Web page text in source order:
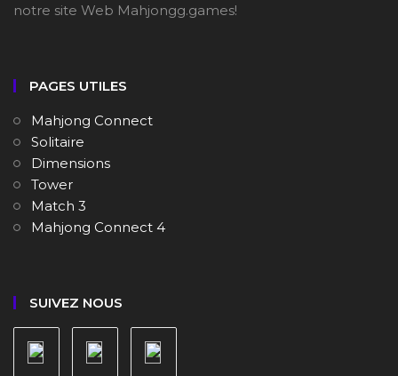
notre site Web Mahjongg.games!
PAGES UTILES
Mahjong Connect
Solitaire
Dimensions
Tower
Match 3
Mahjong Connect 4
SUIVEZ NOUS